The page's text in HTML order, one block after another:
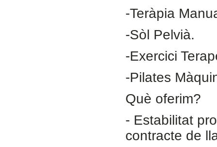
-​Teràpia
-​Sòl Pelvià.
-​Exercici
-Pilates
Què oferim?
- ​Estabilitat
contracte de